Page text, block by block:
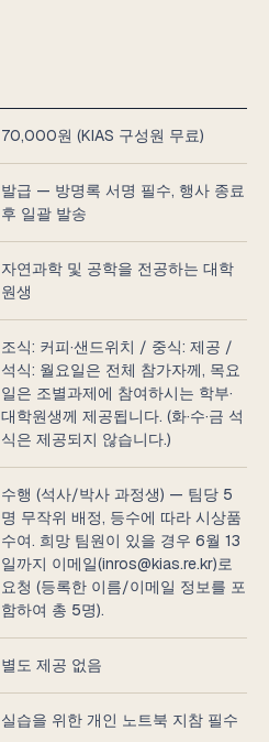
70,000원 (KIAS 구성원 무료)
발급 — 방명록 서명 필수, 행사 종료
후 일괄 발송
자연과학 및 공학을 전공하는 대학
원생
조식: 커피·샌드위치 / 중식: 제공 /
석식: 월요일은 전체 참가자께, 목요
일은 조별과제에 참여하시는 학부·
대학원생께 제공됩니다. (화·수·금 석
식은 제공되지 않습니다.)
수행 (석사/박사 과정생) — 팀당 5
명 무작위 배정, 등수에 따라 시상품
수여. 희망 팀원이 있을 경우 6월 13
일까지 이메일(inros@kias.re.kr)로
요청 (등록한 이름/이메일 정보를 포
함하여 총 5명).
별도 제공 없음
실습을 위한 개인 노트북 지참 필수